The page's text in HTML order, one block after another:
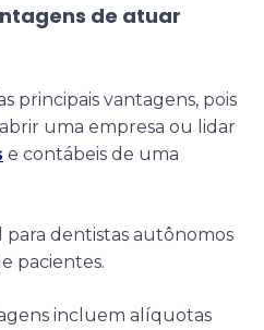
de atuar
principais vantagens, pois
uma empresa ou lidar
e contábeis de uma
para dentistas autônomos
pacientes.
incluem alíquotas